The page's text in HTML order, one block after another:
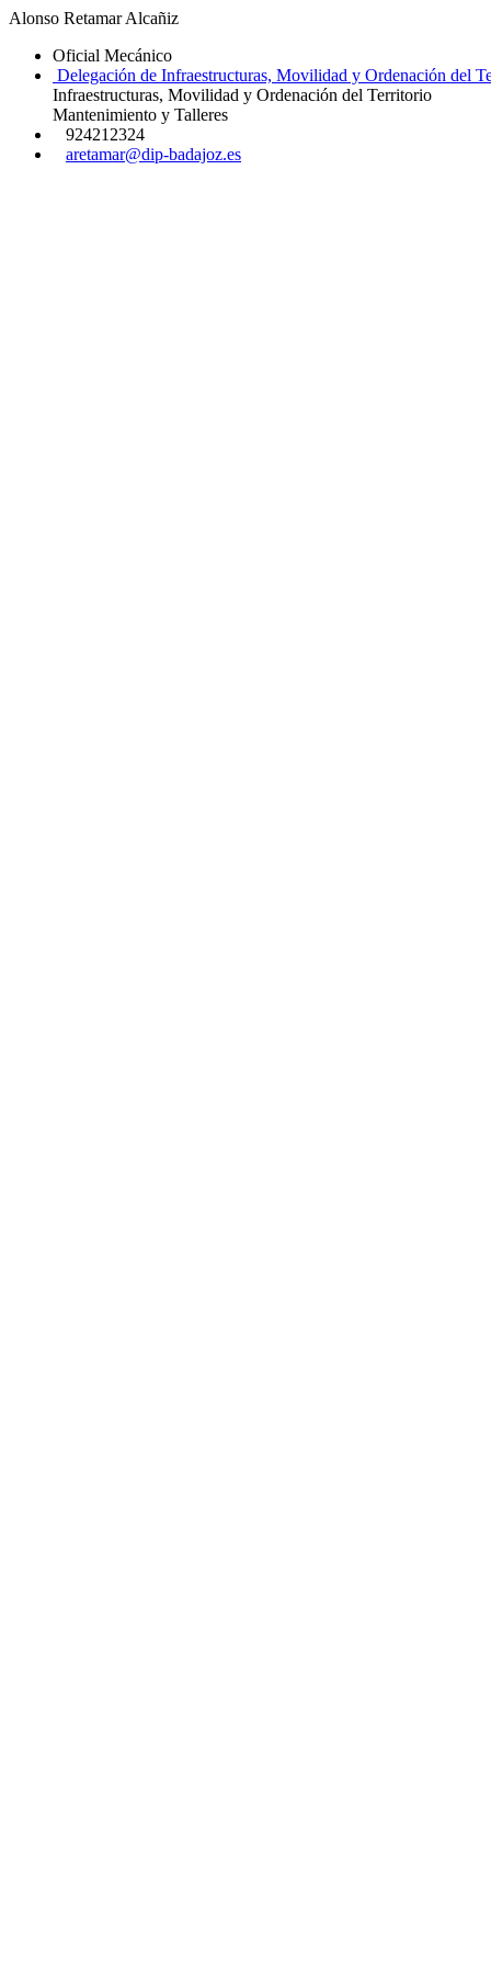
Alonso Retamar Alcañiz
Oficial Mecánico
Delegación de Infraestructuras, Movilidad y Ordenación del
Infraestructuras, Movilidad y Ordenación del Territorio
Mantenimiento y Talleres
924212324
aretamar@dip-badajoz.es